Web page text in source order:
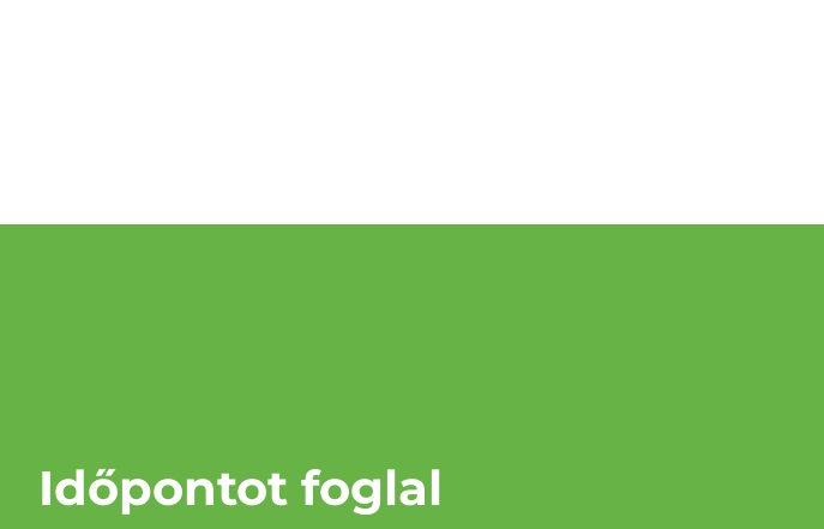
Időpontot foglal